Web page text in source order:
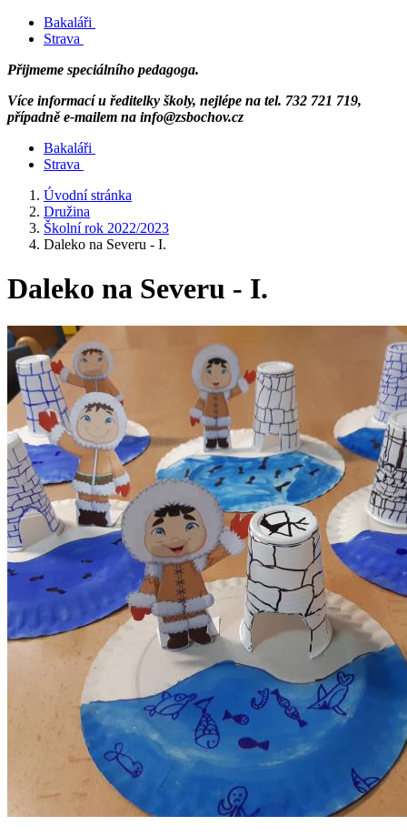
Bakaláři
Strava
Přijmeme speciálního pedagoga.
Více informací u ředitelky školy, nejlépe na tel. 732 721 719,
případně e-mailem na info@zsbochov.cz
Bakaláři
Strava
Úvodní stránka
Družina
Školní rok 2022/2023
Daleko na Severu - I.
Daleko na Severu - I.